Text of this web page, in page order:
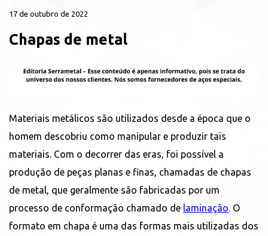
17 de outubro de 2022
Chapas de metal
Materiais metálicos são utilizados desde a época que o
homem descobriu como manipular e produzir tais
materiais. Com o decorrer das eras, foi possível a
produção de peças planas e finas, chamadas de chapas
de metal, que geralmente são fabricadas por um
processo de conformação chamado de laminação. O
formato em chapa é uma das formas mais utilizadas dos